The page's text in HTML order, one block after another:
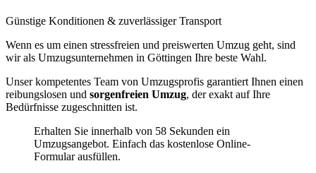
Günstige Konditionen & zuverlässiger Transport
Wenn es um einen stressfreien und preiswerten Umzug geht, sind
wir als Umzugsunternehmen in Göttingen Ihre beste Wahl.
Unser kompetentes Team von Umzugsprofis garantiert Ihnen einen
reibungslosen und sorgenfreien Umzug, der exakt auf Ihre
Bedürfnisse zugeschnitten ist.
Erhalten Sie innerhalb von 58 Sekunden ein
Umzugsangebot. Einfach das kostenlose Online-
Formular ausfüllen.